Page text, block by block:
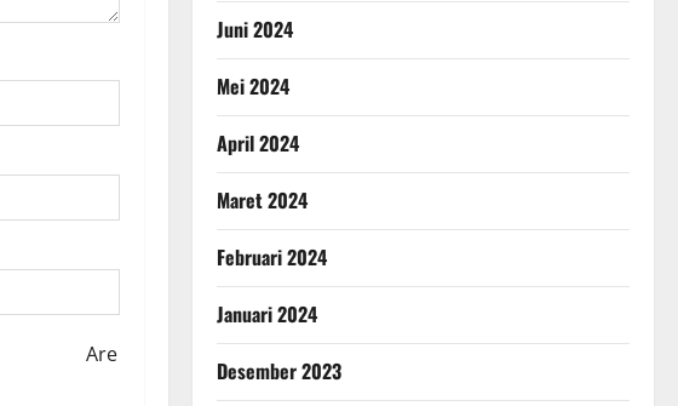
Are
Juni 2024
Mei 2024
April 2024
Maret 2024
Februari 2024
Januari 2024
Desember 2023